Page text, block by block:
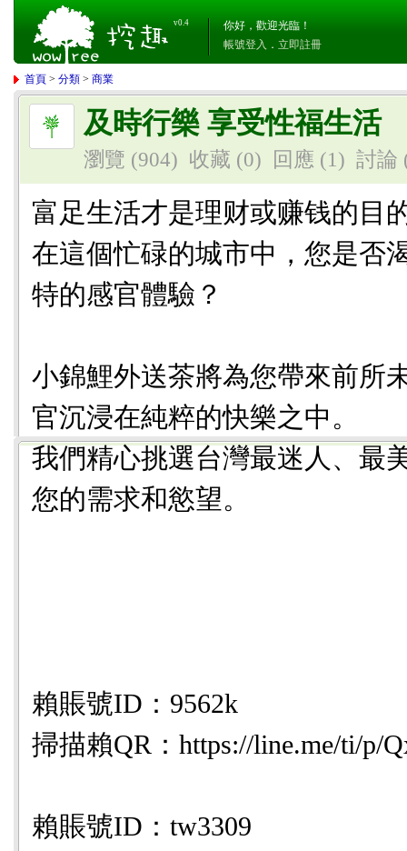
v0.4
你好，歡迎光臨！
帳號登入 ． 立即註冊
首頁 >分類 >商業
及時行樂 享受性福生活
瀏覽 (904) 收藏 (0) 回應 (1) 討論
富足生活才是理财或赚钱的目
在這個忙碌的城市中，您是否
特的感官體驗？
小錦鯉外送茶將為您帶來前所
官沉浸在純粹的快樂之中。
我們精心挑選台灣最迷人、最
您的需求和慾望。
賴賬號ID：9562k
掃描賴QR：https://line.me/ti/p/
賴賬號ID：tw3309